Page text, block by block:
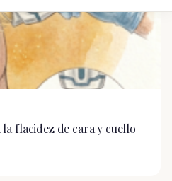
flacidez de cara y cuello